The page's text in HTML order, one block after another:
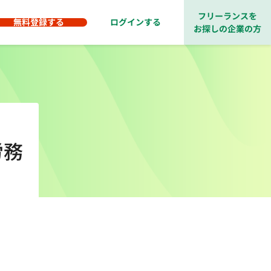
無料登録する ログインする
フリーランスを
お探しの企業の方